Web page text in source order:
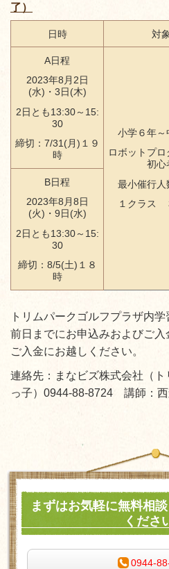
了）
日時 対象
A日程
2023年8月2日
(水)・3日(木)
2日とも13:30～15:
30
締切：7/31(月)１９
時
小学６年～
ロボットプ
初心
最小催行
１クラス
B日程
2023年8月8日
(火)・9日(水)
2日とも13:30～15:
30
締切：8/5(土)１８
時
トリムパークゴルフプラザ内学
前日までにお申込みおよびご入
ご入金にお越しください。
連絡先：まなビズ株式会社（
っ子）0944-88-8724 講師：
まずはお気軽に無料相
くださ
0944-